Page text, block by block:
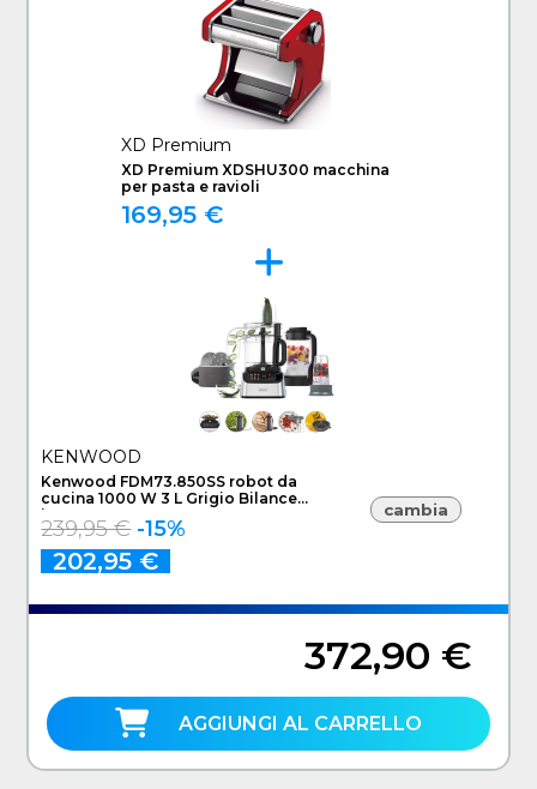
XD Premium
XD Premium XDSHU300 macchina
per pasta e ravioli
169,95 €
KENWOOD
Kenwood FDM73.850SS robot da
cucina 1000 W 3 L Grigio Bilance
incorporate
239,95 € -15%
202,95 €
cambia
372,90 €
AGGIUNGI AL CARRELLO